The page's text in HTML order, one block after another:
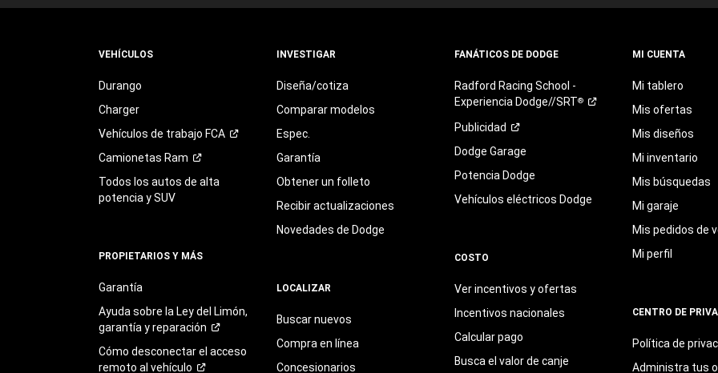
VEHÍCULOS
Durango
Charger
Vehículos de trabajo FCA
Camionetas Ram
Todos los autos de alta
potencia y SUV
PROPIETARIOS Y MÁS
Garantía
Ayuda sobre la Ley del Limón,
garantía yreparación
Cómo desconectar el acceso
remoto al vehículo
INVESTIGAR
Diseña/cotiza
Comparar modelos
Espec.
Garantía
Obtener un folleto
Recibir actualizaciones
Novedades de Dodge
LOCALIZAR
Buscar nuevos
Compra en línea
Concesionarios
FANÁTICOS DE DODGE
Radford Racing School -
Experiencia Dodge//SRT®
Publicidad
Dodge Garage
Potencia Dodge
Vehículos eléctricos Dodge
COSTO
Ver incentivos y ofertas
Incentivos nacionales
Calcular pago
Busca el valor de canje
MI CUENTA
Mi tablero
Mis ofertas
Mis diseños
Mi inventario
Mis búsquedas
Mi garaje
Mis pedidos de
Mi perfil
CENTRO DE
Política de
Administra tus